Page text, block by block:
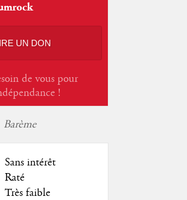
UN DON
de vous pour
!
Barème
Sans intérêt
Raté
Très faible